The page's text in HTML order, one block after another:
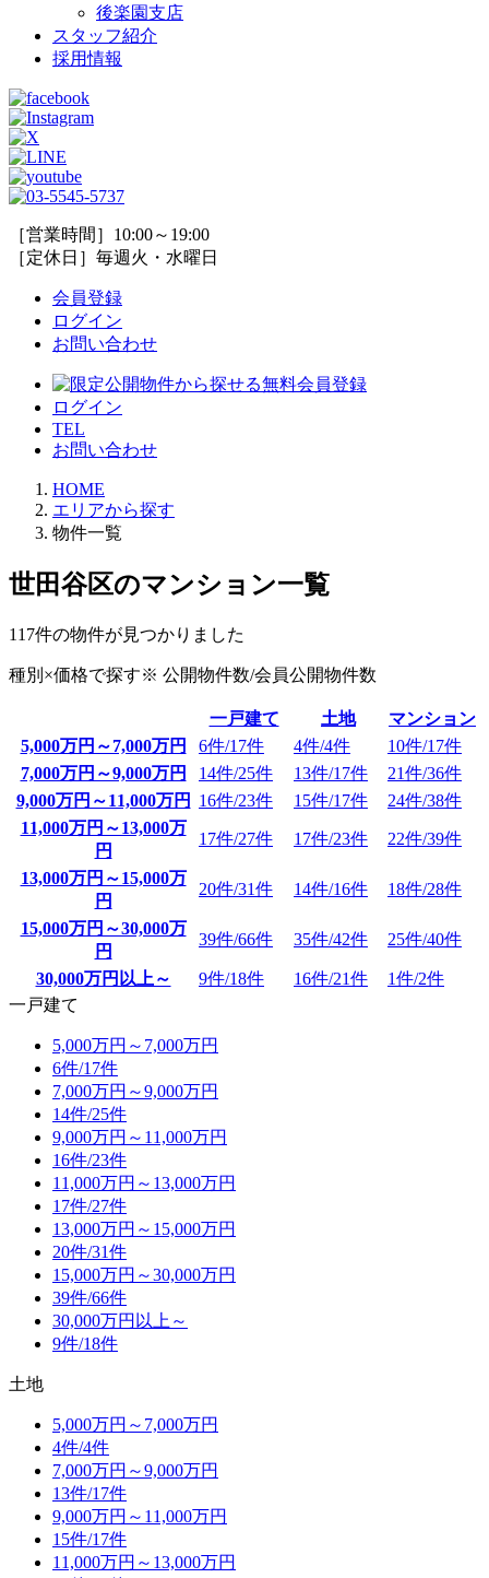
後楽園支店
スタッフ紹介
採用情報
［営業時間］10:00～19:00
［定休日］毎週火・水曜日
会員登録
ログイン
お問い合わせ
ログイン
TEL
お問い合わせ
HOME
エリアから探す
物件一覧
世田谷区のマンション一覧
117件の物件が見つかりました
種別×価格で探す※ 公開物件数/会員公開物件数
一戸建て 土地
マンション
5,000万円～7,000万円
6件/17件 4件/4件 10件/17件
7,000万円～9,000万円
14件/25件 13件/17件 21件/36件
9,000万円～11,000万円
16件/23件 15件/17件 24件/38件
11,000万円～13,000万
円
17件/27件 17件/23件 22件/39件
13,000万円～15,000万
円
20件/31件 14件/16件 18件/28件
15,000万円～30,000万
円
39件/66件 35件/42件 25件/40件
30,000万円以上～ 9件/18件 16件/21件 1件/2件
一戸建て
5,000万円～7,000万円
6件/17件
7,000万円～9,000万円
14件/25件
9,000万円～11,000万円
16件/23件
11,000万円～13,000万円
17件/27件
13,000万円～15,000万円
20件/31件
15,000万円～30,000万円
39件/66件
30,000万円以上～
9件/18件
土地
5,000万円～7,000万円
4件/4件
7,000万円～9,000万円
13件/17件
9,000万円～11,000万円
15件/17件
11,000万円～13,000万円